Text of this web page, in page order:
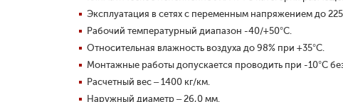
Эксплуатация в сетях с переменным напряжением до
Рабочий температурный диапазон -40/+50°С.
Относительная влажность воздуха до 98% при +35°С.
Монтажные работы допускается проводить при -10°С
Расчетный вес – 1400 кг/км.
Наружный диаметр – 26,0 мм.